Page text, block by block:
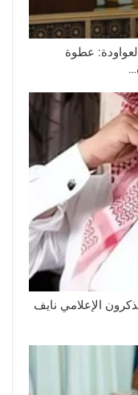
عطوة
يستذكرون الإعلامي نايف